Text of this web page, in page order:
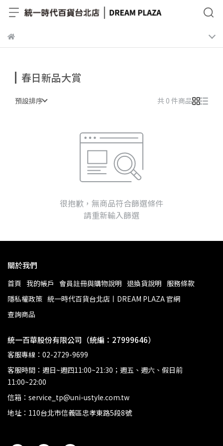
春日新品大賞
預設排序 共 0 件商品
很抱歉，無商品符合篩選條件
請重新輸入篩選
關於我們
首頁 我的帳戶 會員註冊與購物說明 退換貨說明 服務條款
隱私權政策 統一時代百貨台北店丨DREAM PLAZA 官網
查詢商品
統一百華股份有限公司（統編：27999646）
客服專線：02-2729-9699
客服時間：週日~週四11:00~21:30；週五、週六、假日前
11:00~22:00
信箱：service_tp@uni-ustyle.com.tw
地址：110台北市信義區忠孝東路5段8號